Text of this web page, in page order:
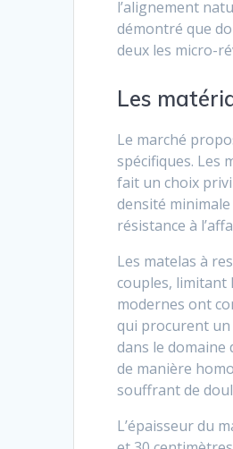
l’alignement
démontré que
deux les micro-
Les
Le marché
spécifiques. Les
fait un choix
densité
résistance à
Les matelas à
couples, limitant
modernes ont
qui procurent un
dans le
de manière
souffrant de
L’épaisseur du